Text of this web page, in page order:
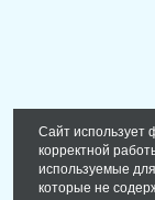
Сайт использует
корректной
используемые
которые не